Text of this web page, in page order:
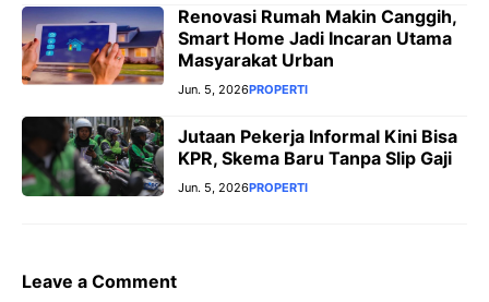
Renovasi Rumah Makin Canggih,
Smart Home Jadi Incaran Utama
Masyarakat Urban
Jun. 5, 2026PROPERTI
Jutaan Pekerja Informal Kini Bisa
KPR, Skema Baru Tanpa Slip Gaji
Jun. 5, 2026PROPERTI
Leave a Comment